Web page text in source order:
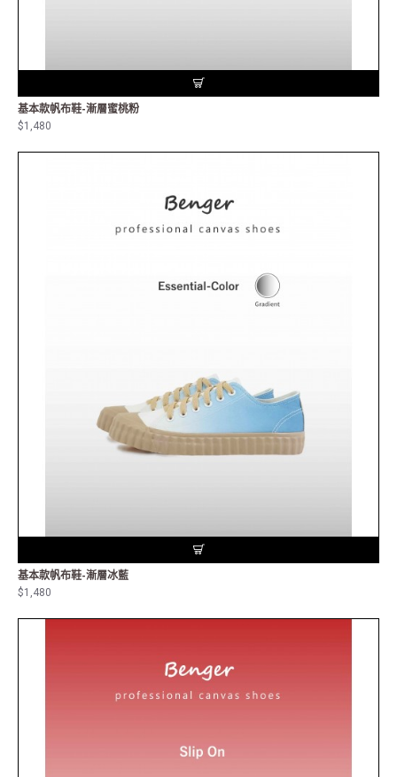
基本款帆布鞋-漸層蜜桃粉
$1,480
基本款帆布鞋-漸層冰藍
$1,480